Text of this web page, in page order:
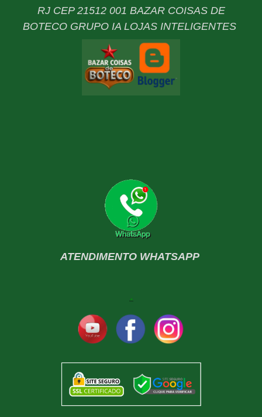
RJ CEP 21512 001 BAZAR COISAS DE
BOTECO GRUPO IA LOJAS INTELIGENTES
ATENDIMENTO WHATSAPP